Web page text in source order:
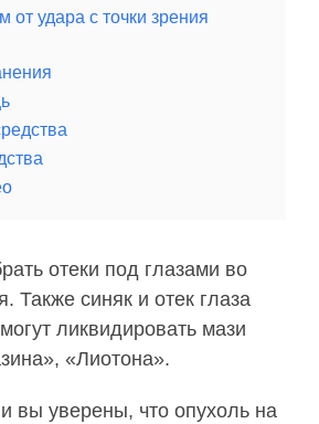
от удара с точки зрения
отеки под глазами во
Также синяк и отек глаза
ликвидировать мази
«Лиотона».
вы уверены, что опухоль на